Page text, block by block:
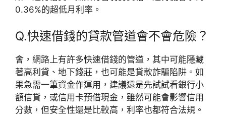
0.36%的超低月利率。
Q.快速借錢的貸款管道會不會危險？
會，網路上有許多快速借錢的管道，其中可能隱藏
著高利貸、地下錢莊，也可能是貸款詐騙陷阱。如
果急需一筆資金作運用，建議還是先試試看銀行小
額信貸，或信用卡預借現金，雖然可能會影響信用
分數，但安全性還是比較高，利率也都符合法規。